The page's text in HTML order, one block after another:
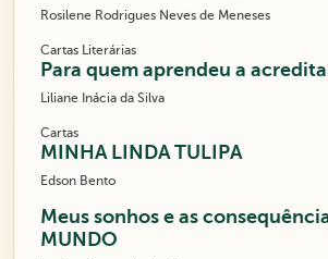
Rosilene Rodrigues Neves de Meneses
Cartas Literárias
Para quem aprendeu a
Liliane Inácia da Silva
Cartas
MINHA LINDA TULIPA
Edson Bento
Meus sonhos e as
MUNDO